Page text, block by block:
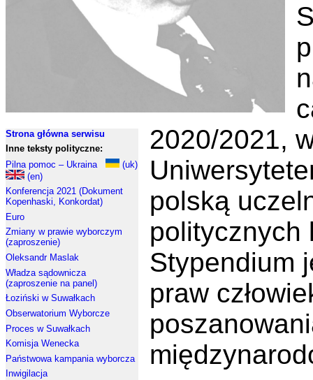
Strona główna serwisu
Inne teksty polityczne:
Pilna pomoc – Ukraina
(uk)
(en)
Konferencja 2021 (Dokument
Kopenhaski, Konkordat)
Euro
Zmiany w prawie wyborczym
(zaproszenie)
Oleksandr Maslak
Władza sądownicza
(zaproszenie na panel)
Łoziński w Suwałkach
Obserwatorium Wyborcze
Proces w Suwałkach
Komisja Wenecka
Państwowa kampania wyborcza
Inwigilacja
2020/2021,
polską
politycznych
Stypendium
praw